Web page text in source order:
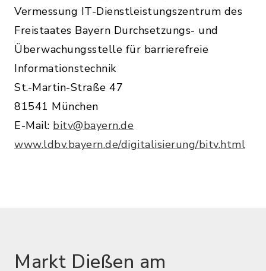
Vermessung IT-Dienstleistungszentrum des
Freistaates Bayern Durchsetzungs- und
Überwachungsstelle für barrierefreie
Informationstechnik
St.-Martin-Straße 47
81541 München
E-Mail: bitv@bayern.de
www.ldbv.bayern.de/digitalisierung/bitv.html
Markt Dießen am